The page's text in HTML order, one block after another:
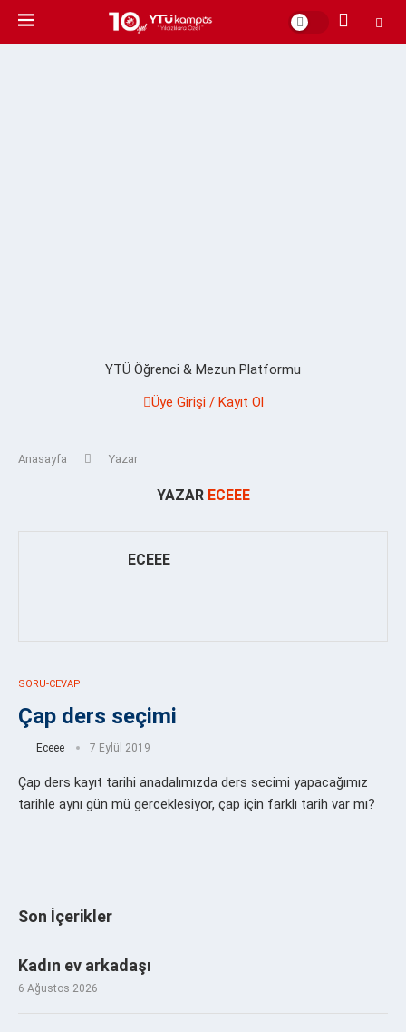
YTÜ Öğrenci & Mezun Platformu
Üye Girişi / Kayıt Ol
Anasayfa Yazar
YAZAR ECEEE
ECEEE
SORU-CEVAP
Çap ders seçimi
Eceee 7 Eylül 2019
Çap ders kayıt tarihi anadalımızda ders secimi yapacağımız
tarihle aynı gün mü gerceklesiyor, çap için farklı tarih var mı?
Son İçerikler
Kadın ev arkadaşı
6 Ağustos 2026